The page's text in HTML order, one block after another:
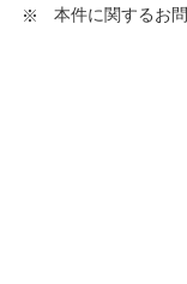
本件に関するお